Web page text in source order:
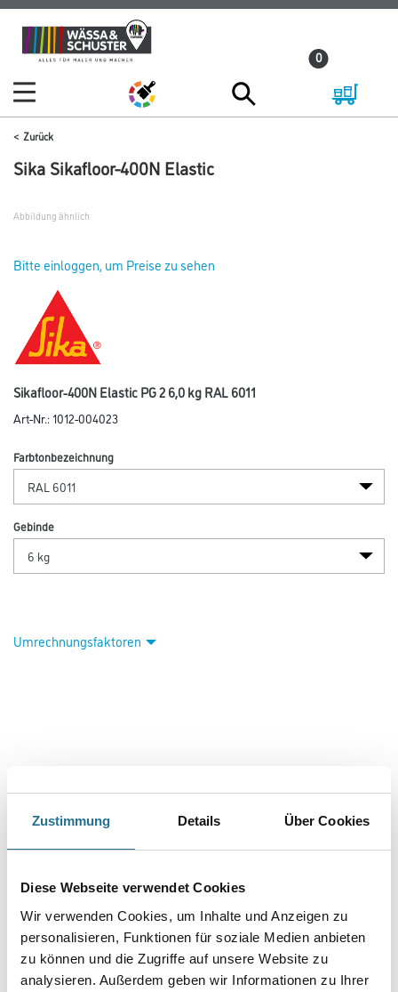
Zustimmung Details Über Cookies
Diese Webseite verwendet Cookies
Wir verwenden Cookies, um Inhalte und Anzeigen zu
personalisieren, Funktionen für soziale Medien anbieten
zu können und die Zugriffe auf unsere Website zu
analysieren. Außerdem geben wir Informationen zu Ihrer
Zum
Inhalt
Zum
Navigationsmenü
0
Zurück
Sika Sikafloor-400N Elastic
Abbildung ähnlich
Bitte einloggen, um Preise zu sehen
Sikafloor-400N Elastic PG 2 6,0 kg RAL 6011
Art-Nr.:1012-004023
Farbtonbezeichnung
Gebinde
Umrechnungsfaktoren
Gefahr